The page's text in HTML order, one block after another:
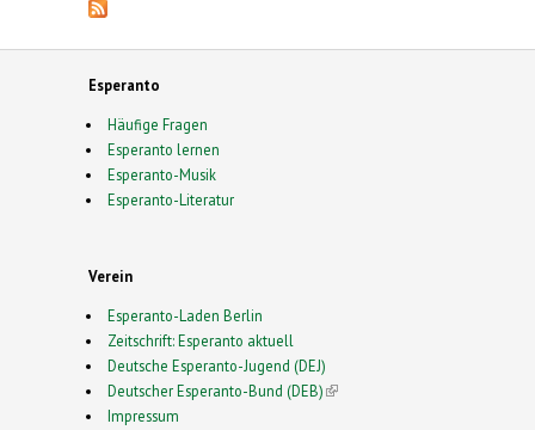
Esperanto
Häufige Fragen
Esperanto lernen
Esperanto-Musik
Esperanto-Literatur
Verein
Esperanto-Laden Berlin
Zeitschrift: Esperanto aktuell
Deutsche Esperanto-Jugend (DEJ)
Deutscher Esperanto-Bund (DEB)(link is external)
Impressum